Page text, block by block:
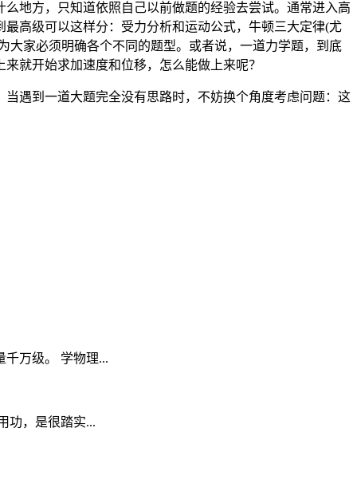
地方，只知道依照自己以前做题的经验去尝试。通常进入高
最高级可以这样分：受力分析和运动公式，牛顿三大定律(尤
大家必须明确各个不同的题型。或者说，一道力学题，到底
就开始求加速度和位移，怎么能做上来呢？
遇到一道大题完全没有思路时，不妨换个角度考虑问题：这
万级。 学物理...
功，是很踏实...